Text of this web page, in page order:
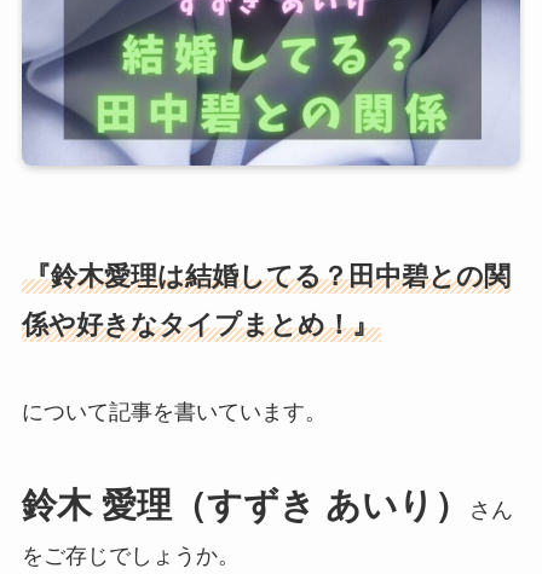
『鈴木愛理は結婚してる？田中碧との関
係や好きなタイプまとめ！』
について記事を書いています。
鈴木 愛理（すずき あいり）
さん
をご存じでしょうか。